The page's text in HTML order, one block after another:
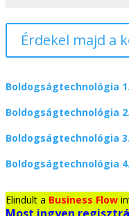
Boldogságtechnológia
Boldogságtechnológia
Boldogságtechnológia
Boldogságtechnológia
Elindult a Business Flow